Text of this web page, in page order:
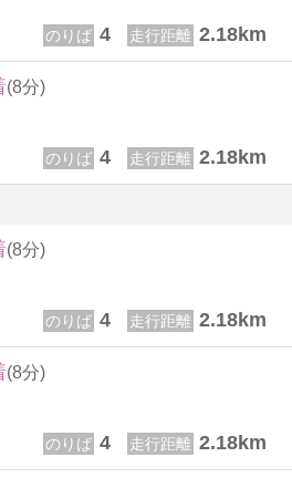
のりば 4 走行距離 2.18km
9じ 47ふん
(8分)
のりば 4 走行距離 2.18km
(8分)
のりば 4 走行距離 2.18km
(8分)
のりば 4 走行距離 2.18km